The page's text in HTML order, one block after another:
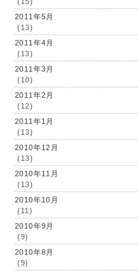
2011年5月
(13)
2011年4月
(13)
2011年3月
(10)
2011年2月
(12)
2011年1月
(13)
2010年12月
(13)
2010年11月
(13)
2010年10月
(11)
2010年9月
(9)
2010年8月
(9)